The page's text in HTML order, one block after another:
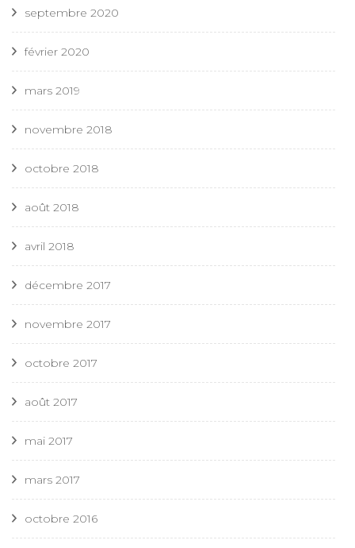
septembre 2020
février 2020
mars 2019
novembre 2018
octobre 2018
août 2018
avril 2018
décembre 2017
novembre 2017
octobre 2017
août 2017
mai 2017
mars 2017
octobre 2016